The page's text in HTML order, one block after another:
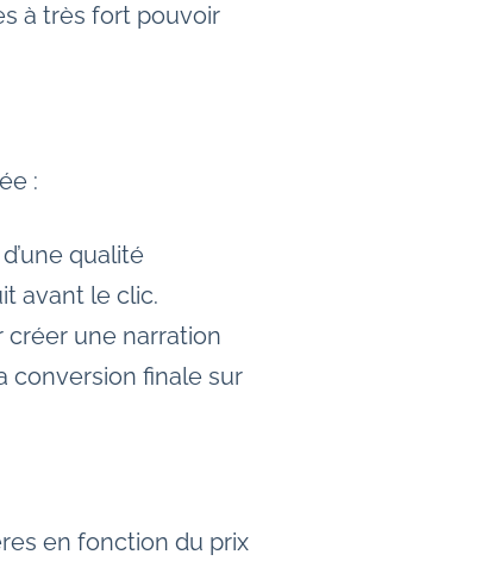
à très fort pouvoir
:
qualité
avant le clic.
créer une narration
conversion finale sur
en fonction du prix